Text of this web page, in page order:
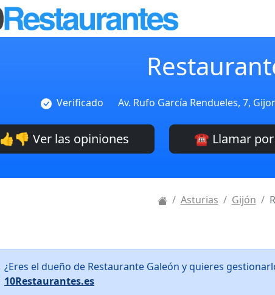
Verificado Av. Rufo García Rendueles, 7,
👍👎 Ver las opiniones ☎️ Llamar por
Asturias Gijón
¿Eres el dueño de Restaurante Galeón y quieres
10Restaurantes.es